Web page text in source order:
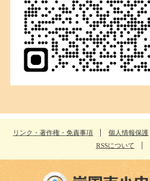
リンク・著作権・免責事項 個人情報保護
RSSについて